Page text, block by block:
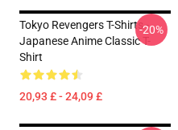
Tokyo Revengers T-Shirts -
Japanese Anime Classic T-
Shirt
20,93 £ - 24,09 £
-20%